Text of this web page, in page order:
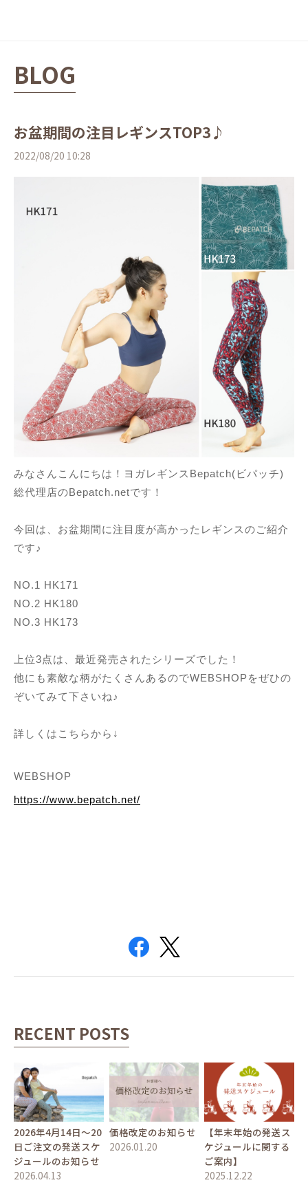
BLOG
お盆期間の注目レギンスTOP3♪
2022/08/20 10:28
みなさんこんにちは！ヨガレギンスBepatch(ビパッチ)
総代理店のBepatch.netです！
今回は、お盆期間に注目度が高かったレギンスのご紹介
です♪
NO.1 HK171
NO.2 HK180
NO.3 HK173
上位3点は、最近発売されたシリーズでした！
他にも素敵な柄がたくさんあるのでWEBSHOPをぜひの
ぞいてみて下さいね♪
詳しくはこちらから↓
WEBSHOP
https://www.bepatch.net/
RECENT POSTS
2026年4月14日〜20
日ご注文の発送スケ
ジュールのお知らせ
2026.04.13
価格改定のお知らせ
2026.01.20
【年末年始の発送ス
ケジュールに関する
ご案内】
2025.12.22